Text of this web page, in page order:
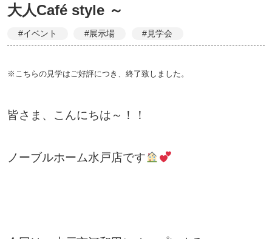
大人Café style ～
#イベント #展示場 #見学会
※こちらの見学はご好評につき、終了致しました。
皆さま、こんにちは～！！
ノーブルホーム水戸店です